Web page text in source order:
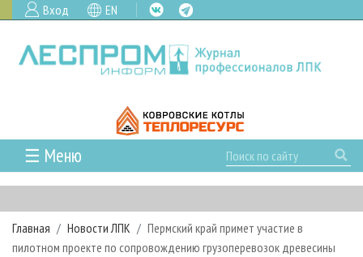
Вход EN
☰ Меню
ГЛАВНАЯ
РУБРИКИ И ТЕМЫ
РУБРИКИ ЖУРНАЛА
НОВОСТИ
Главная Новости ЛПК
Пермский край примет участие в
пилотном проекте по сопровождению грузоперевозок древесины